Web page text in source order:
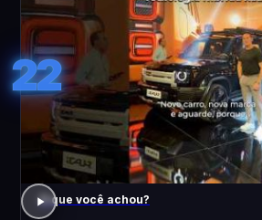
22
O que você achou?